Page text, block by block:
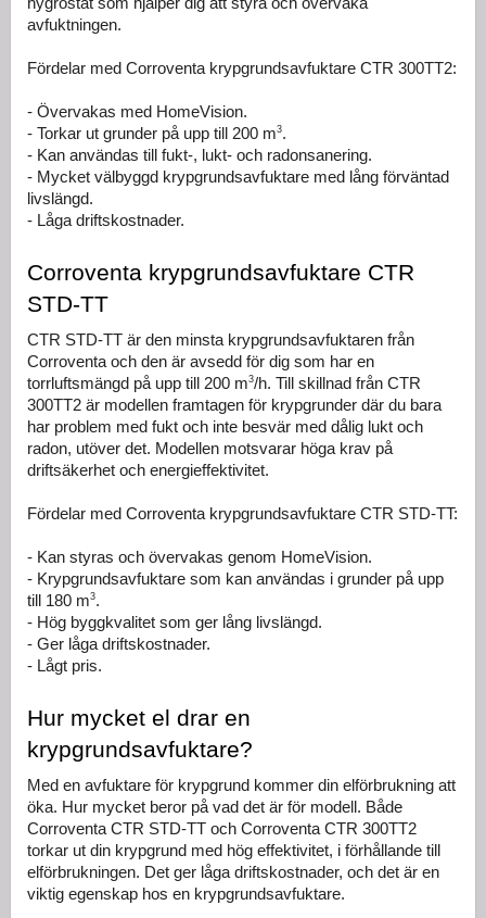
hygrostat som hjälper dig att styra och övervaka
avfuktningen.
Fördelar med Corroventa krypgrundsavfuktare CTR 300TT2:
- Övervakas med HomeVision.
- Torkar ut grunder på upp till 200 m3.
- Kan användas till fukt-, lukt- och radonsanering.
- Mycket välbyggd krypgrundsavfuktare med lång förväntad
livslängd.
- Låga driftskostnader.
Corroventa krypgrundsavfuktare CTR
STD-TT
CTR STD-TT är den minsta krypgrundsavfuktaren från
Corroventa och den är avsedd för dig som har en
torrluftsmängd på upp till 200 m3/h. Till skillnad från CTR
300TT2 är modellen framtagen för krypgrunder där du bara
har problem med fukt och inte besvär med dålig lukt och
radon, utöver det. Modellen motsvarar höga krav på
driftsäkerhet och energieffektivitet.
Fördelar med Corroventa krypgrundsavfuktare CTR STD-TT:
- Kan styras och övervakas genom HomeVision.
- Krypgrundsavfuktare som kan användas i grunder på upp
till 180 m3.
- Hög byggkvalitet som ger lång livslängd.
- Ger låga driftskostnader.
- Lågt pris.
Hur mycket el drar en
krypgrundsavfuktare?
Med en avfuktare för krypgrund kommer din elförbrukning att
öka. Hur mycket beror på vad det är för modell. Både
Corroventa CTR STD-TT och Corroventa CTR 300TT2
torkar ut din krypgrund med hög effektivitet, i förhållande till
elförbrukningen. Det ger låga driftskostnader, och det är en
viktig egenskap hos en krypgrundsavfuktare.